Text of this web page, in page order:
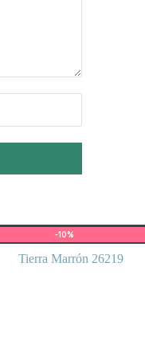
-10%